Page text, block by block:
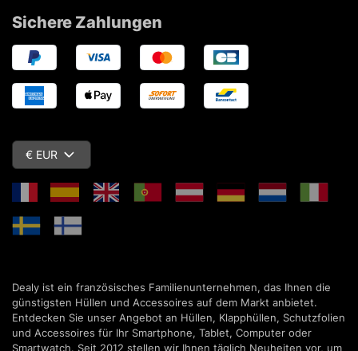
Sichere Zahlungen
€ EUR
Dealy ist ein französisches Familienunternehmen, das Ihnen die
günstigsten Hüllen und Accessoires auf dem Markt anbietet.
Entdecken Sie unser Angebot an Hüllen, Klapphüllen, Schutzfolien
und Accessoires für Ihr Smartphone, Tablet, Computer oder
Smartwatch. Seit 2012 stellen wir Ihnen täglich Neuheiten vor, um